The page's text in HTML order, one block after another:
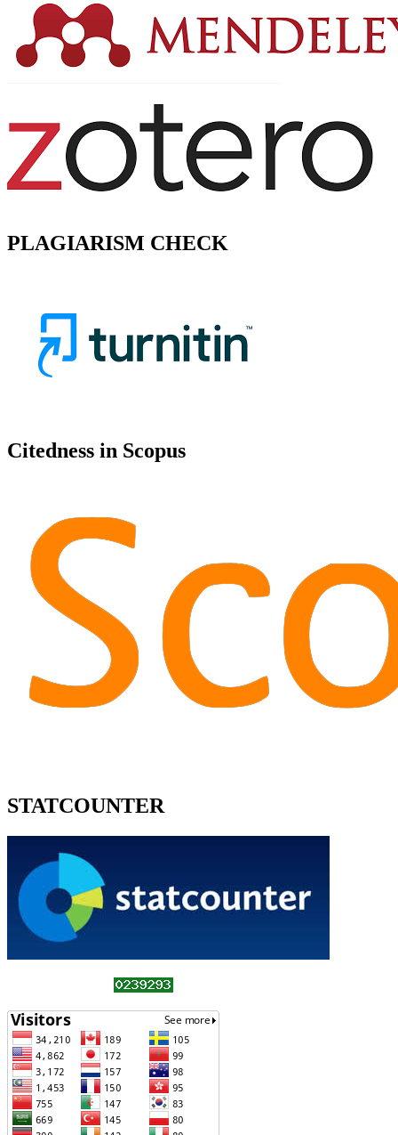
PLAGIARISM CHECK
Citedness in Scopus
STATCOUNTER